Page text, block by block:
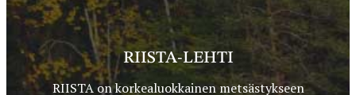
RIISTA-LEHTI
RIISTA on korkealuokkainen metsästykseen